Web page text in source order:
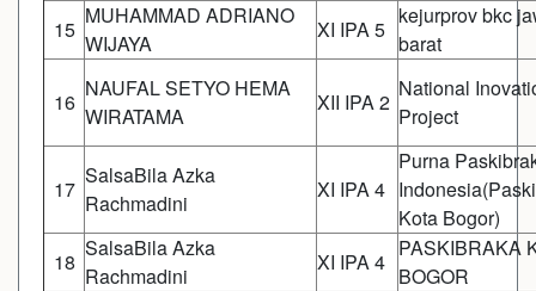
15
MUHAMMAD ADRIANO
WIJAYA
XI IPA 5
kejurprov bkc
barat
16
NAUFAL SETYO HEMA
WIRATAMA
XII IPA 2
National
Project
17
SalsaBila Azka
Rachmadini
XI IPA 4
Purna
Kota Bogor)
18
SalsaBila Azka
Rachmadini
XI IPA 4
PASKIBRAKA
BOGOR